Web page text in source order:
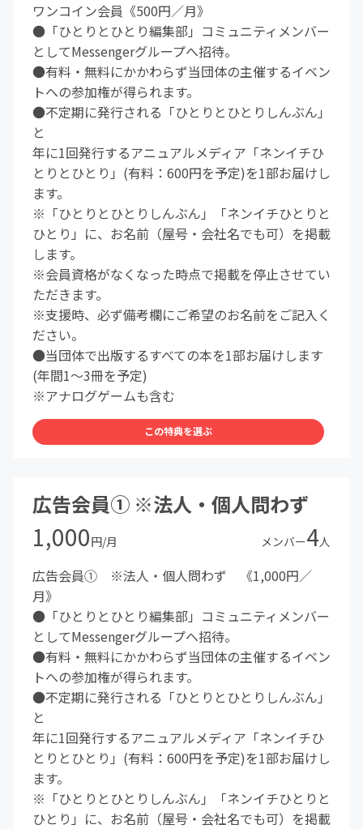
ワンコイン会員《500円／月》
●「ひとりとひとり編集部」コミュニティメンバー
としてMessengerグループへ招待。
●有料・無料にかかわらず当団体の主催するイベン
トへの参加権が得られます。
●不定期に発行される「ひとりとひとりしんぶん」
と
年に1回発行するアニュアルメディア「ネンイチひ
とりとひとり」(有料：600円を予定)を1部お届けし
ます。
※「ひとりとひとりしんぶん」「ネンイチひとりと
ひとり」に、お名前（屋号・会社名でも可）を掲載
します。
※会員資格がなくなった時点で掲載を停止させてい
ただきます。
※支援時、必ず備考欄にご希望のお名前をご記入く
ださい。
●当団体で出版するすべての本を1部お届けします
(年間1〜3冊を予定)
※アナログゲームも含む
この特典を選ぶ
広告会員① ※法人・個人問わず
1,000円/月 メンバー4人
広告会員① ※法人・個人問わず 《1,000円／
月》
●「ひとりとひとり編集部」コミュニティメンバー
としてMessengerグループへ招待。
●有料・無料にかかわらず当団体の主催するイベン
トへの参加権が得られます。
●不定期に発行される「ひとりとひとりしんぶん」
と
年に1回発行するアニュアルメディア「ネンイチひ
とりとひとり」(有料：600円を予定)を1部お届けし
ます。
※「ひとりとひとりしんぶん」「ネンイチひとりと
ひとり」に、お名前（屋号・会社名でも可）を掲載